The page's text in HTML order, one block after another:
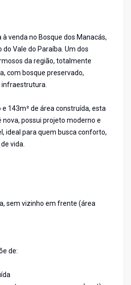
à venda no Bosque dos Manacás,
Vale do Paraíba. Um dos
da região, totalmente
com bosque preservado,
infraestrutura.
143m² de área construída, esta
nova, possui projeto moderno e
ideal para quem busca conforto,
vida.
sem vizinho em frente (área
de: